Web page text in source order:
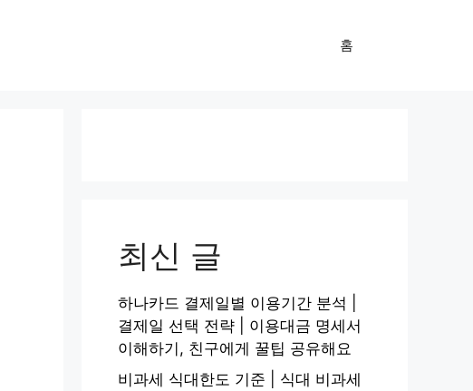
홈
최신 글
하나카드 결제일별 이용기간 분석 |
결제일 선택 전략 | 이용대금 명세서
이해하기, 친구에게 꿀팁 공유해요
비과세 식대한도 기준 | 식대 비과세